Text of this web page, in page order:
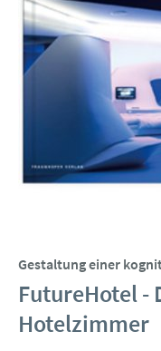
Gestaltung einer
FutureHotel -
Hotelzimmer